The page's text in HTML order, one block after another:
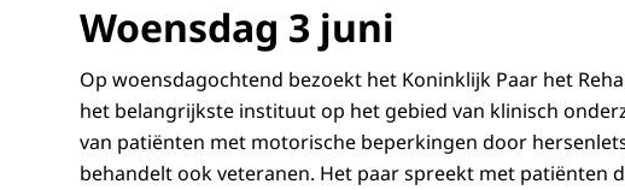
Woensdag 3 juni
Op woensdagochtend bezoekt het Koninklijk Paar het
het belangrijkste instituut op het gebied van klinisch
van patiënten met motorische beperkingen door
behandelt ook veteranen. Het paar spreekt met patiënten